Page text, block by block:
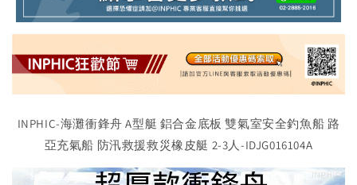
INPHIC-海灘衝鋒舟 A型艇 鋁合金底板 雙氣室安全釣魚船 路
亞充氣船 防汛救援救災橡皮艇 2-3人-IDJG016104A